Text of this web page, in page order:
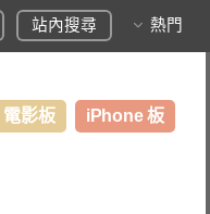
站內搜尋 熱門
電影板 iPhone 板